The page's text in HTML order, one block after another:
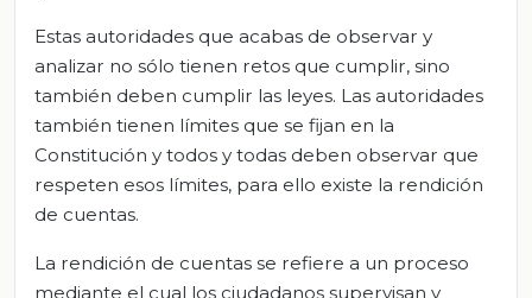
Estas autoridades que acabas de observar y
analizar no sólo tienen retos que cumplir, sino
también deben cumplir las leyes. Las autoridades
también tienen límites que se fijan en la
Constitución y todos y todas deben observar que
respeten esos límites, para ello existe la rendición
de cuentas.
La rendición de cuentas se refiere a un proceso
mediante el cual los ciudadanos supervisan y